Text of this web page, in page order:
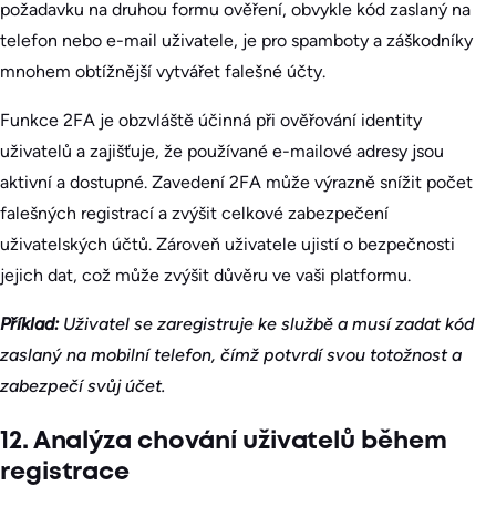
požadavku na druhou formu ověření, obvykle kód zaslaný na
telefon nebo e-mail uživatele, je pro spamboty a záškodníky
mnohem obtížnější vytvářet falešné účty.
Funkce 2FA je obzvláště účinná při ověřování identity
uživatelů a zajišťuje, že používané e-mailové adresy jsou
aktivní a dostupné. Zavedení 2FA může výrazně snížit počet
falešných registrací a zvýšit celkové zabezpečení
uživatelských účtů. Zároveň uživatele ujistí o bezpečnosti
jejich dat, což může zvýšit důvěru ve vaši platformu.
Příklad: Uživatel se zaregistruje ke službě a musí zadat kód
zaslaný na mobilní telefon, čímž potvrdí svou totožnost a
zabezpečí svůj účet.
12. Analýza chování uživatelů během
registrace